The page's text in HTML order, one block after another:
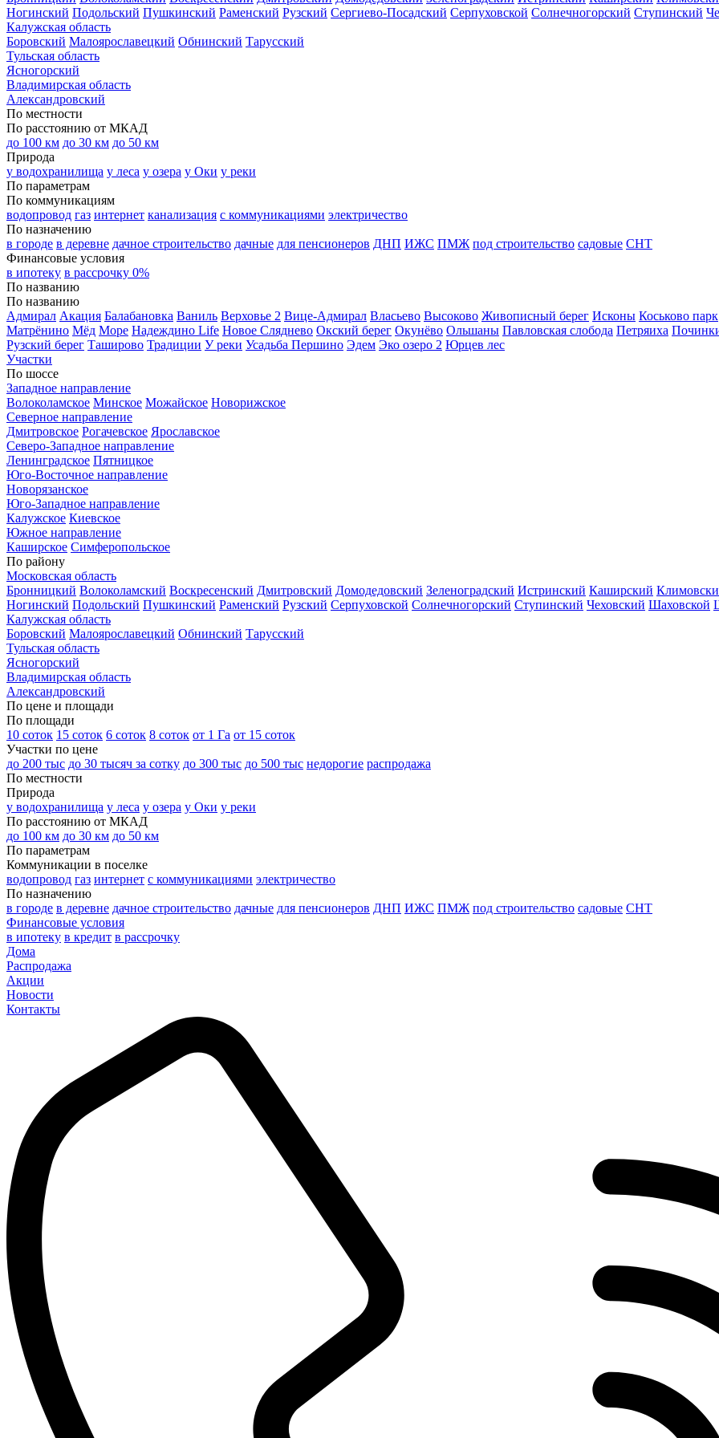
Ногинский Подольский Пушкинский Раменский Рузский Сергиево-Посадский Серпуховской Солнечногорский Ступинский
Калужская область
Боровский Малоярославецкий Обнинский Тарусский
Тульская область
Ясногорский
Владимирская область
Александровский
По местности
По расстоянию от МКАД
до 100 км до 30 км до 50 км
Природа
у водохранилища у леса у озера у Оки у реки
По параметрам
По коммуникациям
водопровод газ интернет канализация с коммуникациями электричество
По назначению
в городе в деревне дачное строительство дачные для пенсионеров ДНП ИЖС ПМЖ под строительство садовые СНТ
Финансовые условия
в ипотеку в рассрочку 0%
По названию
По названию
Адмирал Акация Балабановка Ваниль Верховье 2 Вице-Адмирал Власьево Высоково Живописный берег Исконы Коськово парк
Матрёнино Мёд Море Надеждино Life Новое Сляднево Окский берег Окунёво Ольшаны Павловская слобода Петряиха
Рузский берег Таширово Традиции У реки Усадьба Першино Эдем Эко озеро 2 Юрцев лес
Участки
По шоссе
Западное направление
Волоколамское Минское Можайское Новорижское
Северное направление
Дмитровское Рогачевское Ярославское
Северо-Западное направление
Ленинградское Пятницкое
Юго-Восточное направление
Новорязанское
Юго-Западное направление
Калужское Киевское
Южное направление
Каширское Симферопольское
По району
Московская область
Бронницкий Волоколамский Воскресенский Дмитровский Домодедовский Зеленоградский Истринский Каширский
Ногинский Подольский Пушкинский Раменский Рузский Серпуховской Солнечногорский Ступинский Чеховский Шаховской
Калужская область
Боровский Малоярославецкий Обнинский Тарусский
Тульская область
Ясногорский
Владимирская область
Александровский
По цене и площади
По площади
10 соток 15 соток 6 соток 8 соток от 1 Га от 15 соток
Участки по цене
до 200 тыс до 30 тысяч за сотку до 300 тыс до 500 тыс недорогие распродажа
По местности
Природа
у водохранилища у леса у озера у Оки у реки
По расстоянию от МКАД
до 100 км до 30 км до 50 км
По параметрам
Коммуникации в поселке
водопровод газ интернет с коммуникациями электричество
По назначению
в городе в деревне дачное строительство дачные для пенсионеров ДНП ИЖС ПМЖ под строительство садовые СНТ
Финансовые условия
в ипотеку в кредит в рассрочку
Дома
Распродажа
Акции
Новости
Контакты